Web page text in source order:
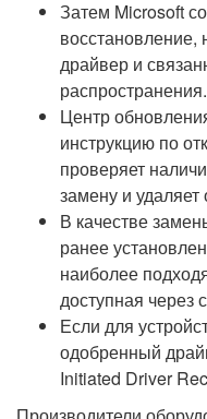
Затем Microsoft
восстановление,
драйвер и
распространения.
Центр
инструкцию по
проверяет
замену и
В качестве
ранее
наиболее
доступная через
Если для
одобренный
Initiated Driver